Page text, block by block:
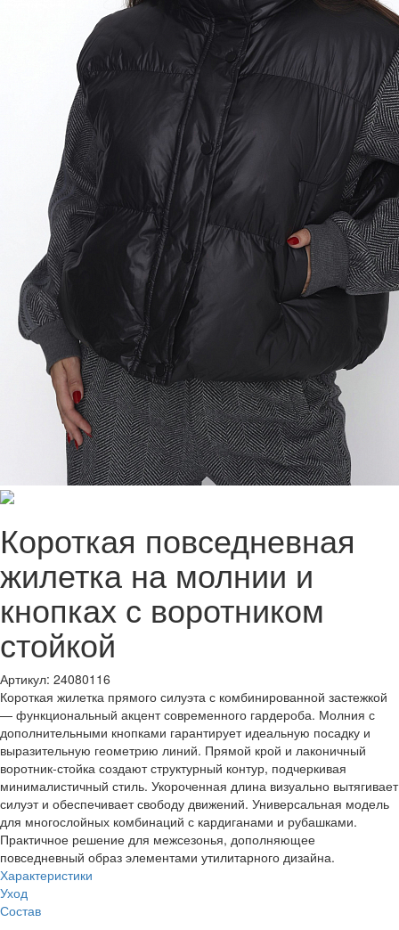
Короткая повседневная
жилетка на молнии и
кнопках с воротником
стойкой
Артикул: 24080116
Короткая жилетка прямого силуэта с комбинированной застежкой
— функциональный акцент современного гардероба. Молния с
дополнительными кнопками гарантирует идеальную посадку и
выразительную геометрию линий. Прямой крой и лаконичный
воротник-стойка создают структурный контур, подчеркивая
минималистичный стиль. Укороченная длина визуально вытягивает
силуэт и обеспечивает свободу движений. Универсальная модель
для многослойных комбинаций с кардиганами и рубашками.
Практичное решение для межсезонья, дополняющее
повседневный образ элементами утилитарного дизайна.
Характеристики
Уход
Состав